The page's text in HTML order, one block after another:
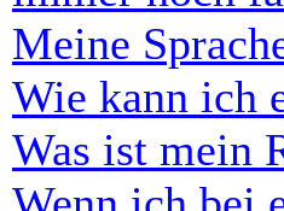
Meine
Wie kann ich
Was ist mein